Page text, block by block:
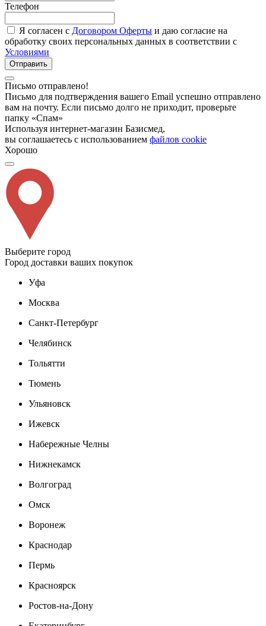
Телефон
Я согласен с Договором Оферты и даю согласие на
обработку своих персональных данных в соответствии с
Условиями
Отправить
Письмо отправлено!
Письмо для подтверждения вашего Email успешно отправлено
вам на почту. Если письмо долго не приходит, проверьте
папку «Спам»
Используя интернет-магазин Базисмед,
вы соглашаетесь с использованием файлов cookie
Хорошо
Выберите город
Город доставки ваших покупок
Уфа
Москва
Санкт-Петербург
Челябинск
Тольятти
Тюмень
Ульяновск
Ижевск
Набережные Челны
Нижнекамск
Волгоград
Омск
Воронеж
Краснодар
Пермь
Красноярск
Ростов-на-Дону